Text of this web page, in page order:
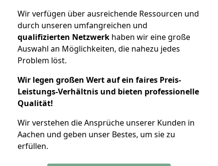
Wir verfügen über ausreichende Ressourcen und
durch unseren umfangreichen und
qualifizierten Netzwerk haben wir eine große
Auswahl an Möglichkeiten, die nahezu jedes
Problem löst.
Wir legen großen Wert auf ein faires Preis-
Leistungs-Verhältnis und bieten professionelle
Qualität!
Wir verstehen die Ansprüche unserer Kunden in
Aachen und geben unser Bestes, um sie zu
erfüllen.